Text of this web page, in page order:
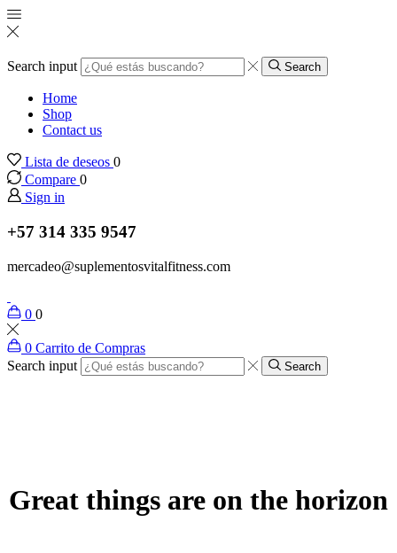
Search input Search
Home
Shop
Contact us
Lista de deseos 0
Compare 0
Sign in
+57 314 335 9547
mercadeo@suplementosvitalfitness.com
0 0
0 Carrito de Compras
Search input
Search
Great things are on the horizon